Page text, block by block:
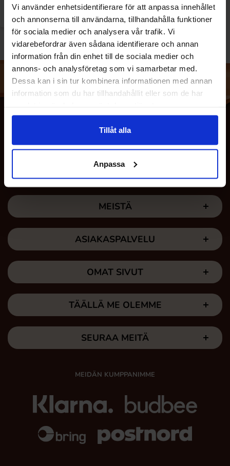
Vi använder enhetsidentifierare för att anpassa innehållet
och annonserna till användarna, tillhandahålla funktioner
för sociala medier och analysera vår trafik. Vi
vidarebefordrar även sådana identifierare och annan
information från din enhet till de sociala medier och
annons- och analysföretag som vi samarbetar med.
Dessa kan i sin tur kombinera informationen med annan
information som du har tillhandahållit eller som de har
Tillåt alla
Anpassa
Katso
MEISTÄ
ASIAKASPALVELU
OMAT SIVUT
TÄÄLLÄ ME OLEMME
SEURAA MEITÄ
MEIDÄN KUMPPANIMME